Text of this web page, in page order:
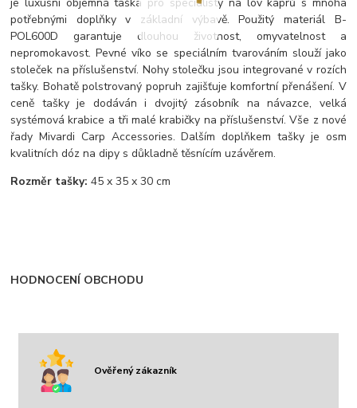
potřebnými doplňky v základní výbavě. Použitý materiál B-
POL600D garantuje dlouhou životnost, omyvatelnost a
nepromokavost. Pevné víko se speciálním tvarováním slouží jako
stoleček na příslušenství. Nohy stolečku jsou integrované v rozích
tašky. Bohatě polstrovaný popruh zajišťuje komfortní přenášení. V
ceně tašky je dodáván i dvojitý zásobník na návazce, velká
systémová krabice a tři malé krabičky na příslušenství. Vše z nové
řady Mivardi Carp Accessories. Dalším doplňkem tašky je osm
kvalitních dóz na dipy s důkladně těsnícím uzávěrem.
Rozměr tašky: 45 x 35 x 30 cm
HODNOCENÍ OBCHODU
Ověřený zákazník